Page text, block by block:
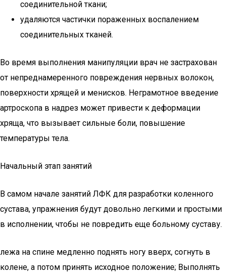
соединительной ткани;
удаляются частички пораженных воспалением
соединительных тканей.
Во время выполнения манипуляции врач не застрахован
от непреднамеренного повреждения нервных волокон,
поверхности хрящей и менисков. Неграмотное введение
артроскопа в надрез может привести к деформации
хряща, что вызывает сильные боли, повышение
температуры тела.
Начальный этап занятий
В самом начале занятий ЛФК для разработки коленного
сустава, упражнения будут довольно легкими и простыми
в исполнении, чтобы не повредить еще больному суставу.
лежа на спине медленно поднять ногу вверх, согнуть в
колене, а потом принять исходное положение; Выполнять